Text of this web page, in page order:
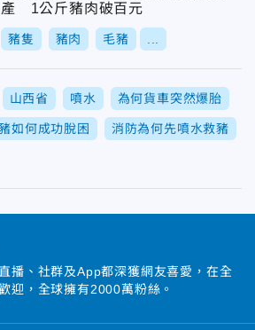
產 1公斤豬肉破百元
豬隻 豬肉 毛豬
山西省 噴水 為何貨車突然爆胎
如何成功脫困 消防為何先噴水救豬
播、社群及App都深獲網友喜愛，在全
迎，全球擁有2000萬粉絲。